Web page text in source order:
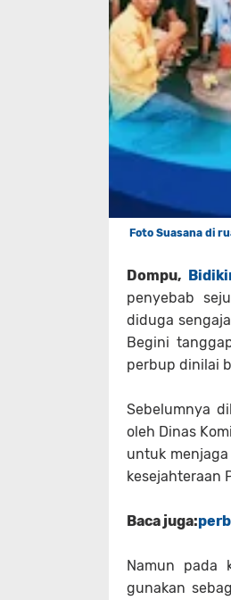
Foto Suasana di
Dompu,
penyebab
diduga
Begini
perbup dinilai
Sebelumnya
oleh Dinas
untuk
kesejahteraan
Baca juga:
Namun pada
gunakan